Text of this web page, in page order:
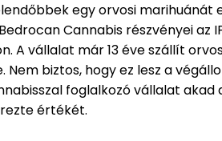
egy orvosi marihuánát
Cannabis részvényei az
A vállalat már 13 éve szállít
biztos, hogy ez lesz a
foglalkozó vállalat akad
értékét.